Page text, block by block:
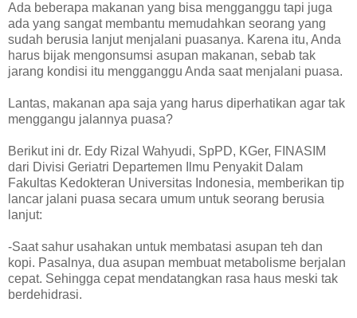
Ada beberapa makanan yang bisa mengganggu tapi juga
ada yang sangat membantu memudahkan seorang yang
sudah berusia lanjut menjalani puasanya. Karena itu, Anda
harus bijak mengonsumsi asupan makanan, sebab tak
jarang kondisi itu mengganggu Anda saat menjalani puasa.
Lantas, makanan apa saja yang harus diperhatikan agar tak
menggangu jalannya puasa?
Berikut ini dr. Edy Rizal Wahyudi, SpPD, KGer, FINASIM
dari Divisi Geriatri Departemen Ilmu Penyakit Dalam
Fakultas Kedokteran Universitas Indonesia, memberikan tip
lancar jalani puasa secara umum untuk seorang berusia
lanjut:
-Saat sahur usahakan untuk membatasi asupan teh dan
kopi. Pasalnya, dua asupan membuat metabolisme berjalan
cepat. Sehingga cepat mendatangkan rasa haus meski tak
berdehidrasi.